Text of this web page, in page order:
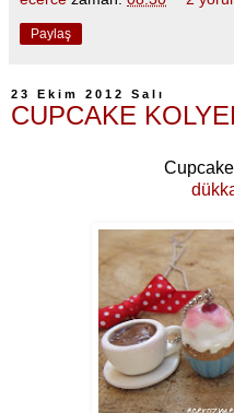
Paylaş
23 Ekim 2012 Salı
CUPCAKE